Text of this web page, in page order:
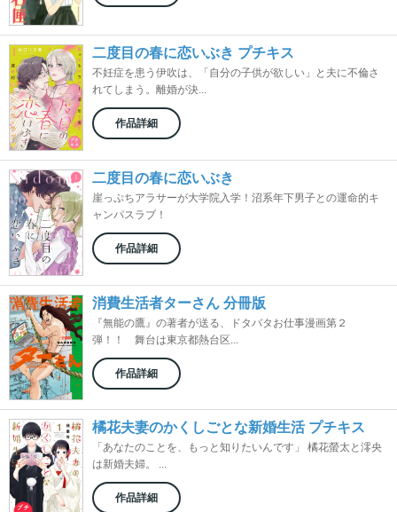
二度目の春に恋いぶき プチキス
不妊症を患う伊吹は、「自分の子供が欲しい」と夫に不倫さ
れてしまう。離婚が決...
作品詳細
二度目の春に恋いぶき
崖っぷちアラサーが大学院入学！沼系年下男子との運命的キ
ャンパスラブ！
作品詳細
消費生活者ターさん 分冊版
『無能の鷹』の著者が送る、ドタバタお仕事漫画第２
弾！！ 舞台は東京都熱台区...
作品詳細
橘花夫妻のかくしごとな新婚生活 プチキス
「あなたのことを、もっと知りたいんです」 橘花螢太と澪央
は新婚夫婦。 ...
作品詳細